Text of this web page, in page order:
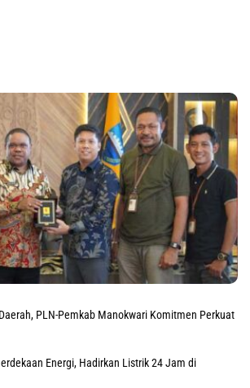
PLN-Pemkab Manokwari Komitmen Perkuat